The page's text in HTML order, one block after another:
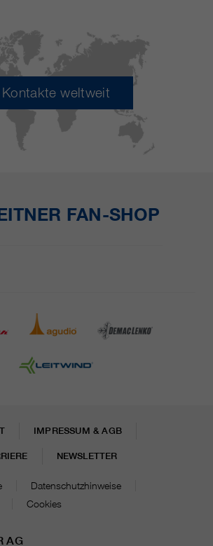
Kontakte weltweit
FAN-SHOP
IMPRESSUM & AGB
NEWSLETTER
Datenschutzhinweise
Cookies
AG